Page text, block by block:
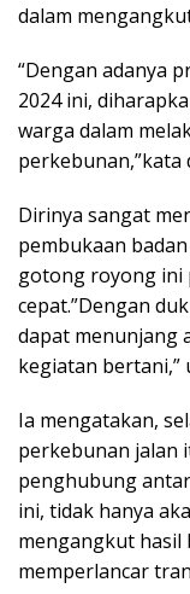
dalam
“Dengan adanya
2024 ini,
warga dalam
perkebunan,”kata
Dirinya sangat
pembukaan
gotong royong ini
cepat.”Dengan
dapat menunjang
kegiatan bertani,”
Ia mengatakan,
perkebunan jalan
penghubung
ini, tidak hanya
mengangkut hasil
memperlancar